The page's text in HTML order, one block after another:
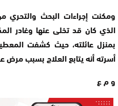
ومكنت إجراءات البحث
الذي كان قد تخلى عنها وغادر
بمنزل عائلته، حيث كشفت
أسرته أنه يتابع العلاج بسبب مرض
و م ع